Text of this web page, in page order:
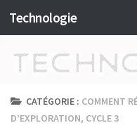
Skip to content
Technologie
CATÉGORIE : COMMENT
D’EXPLORATION, CYCLE 3